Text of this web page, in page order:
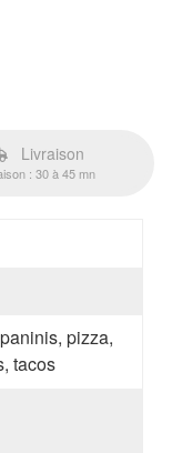
Livraison
: 30 à 45 mn
pizza,
tacos